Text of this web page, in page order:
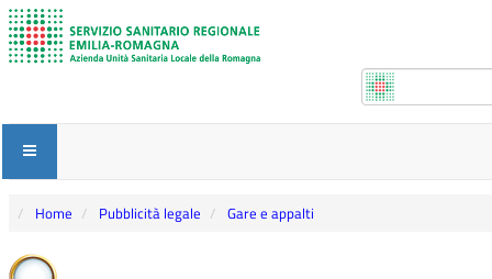
Home Pubblicità legale Gare e appalti